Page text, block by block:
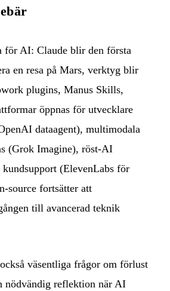
för AI: Claude blir den första
en resa på Mars, verktyg blir
plugins, Manus Skills,
öppnas för utvecklare
dataagent), multimodala
(Grok Imagine), röst-AI
(ElevenLabs för
source fortsätter att
till avancerad teknik
väsentliga frågor om förlust
reflektion när AI